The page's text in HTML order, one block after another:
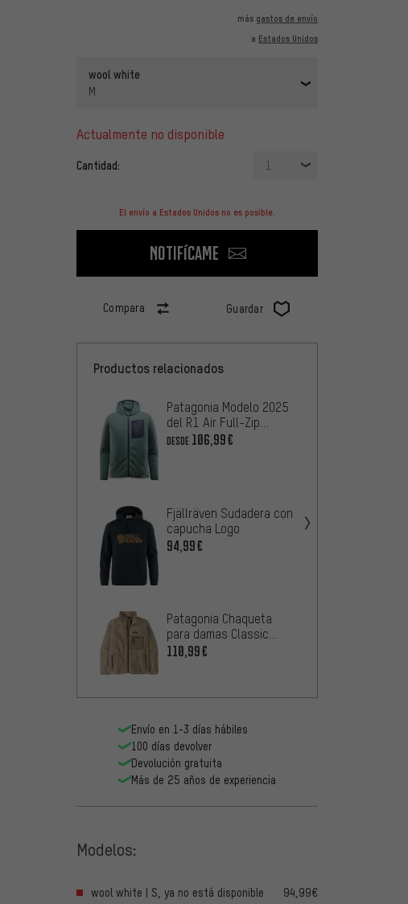
más gastos de envío
a Estados Unidos
wool white
M
actualmente no disponible
Cantidad: 1
El envío a Estados Unidos no es posible.
Notifícame
Compara Guardar
Productos relacionados
Patagonia Modelo 2025
del R1 Air Full-Zip
Hoody Pullover
DESDE 106,99€
Fjällräven Sudadera con
capucha Logo
94,99€
Patagonia Chaqueta
para damas Classic
Retro-X
110,99€
Envío en 1-3 días hábiles
100 días devolver
Devolución gratuita
Más de 25 años de experiencia
Modelos:
wool white | S, ya no está disponible
94,99€